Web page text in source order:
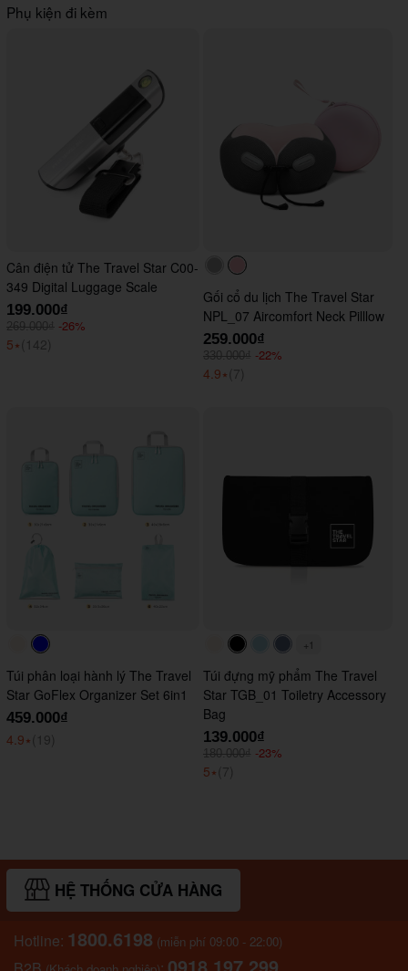
Phụ kiện đi kèm
Cân điện tử The Travel Star C00-
349 Digital Luggage Scale
199.000₫
269.000₫ -26%
5⭑ (142)
#acacac
Gối cổ du lịch The Travel Star
NPL_07 Aircomfort Neck Pilllow
259.000₫
330.000₫ -22%
4.9⭑ (7)
#faf0e6
Túi phân loại hành lý The Travel
Star GoFlex Organizer Set 6in1
459.000₫
4.9⭑ (19)
#faf0e6#000000#ADD8E6
+1
Túi đựng mỹ phẩm The Travel
Star TGB_01 Toiletry Accessory
Bag
139.000₫
180.000₫ -23%
5⭑ (7)
HỆ THỐNG CỬA HÀNG
Hotline: 1800.6198 (miễn phí 09:00 - 22:00)